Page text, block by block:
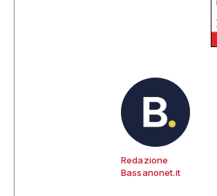
Redazione
Bassanonet.it